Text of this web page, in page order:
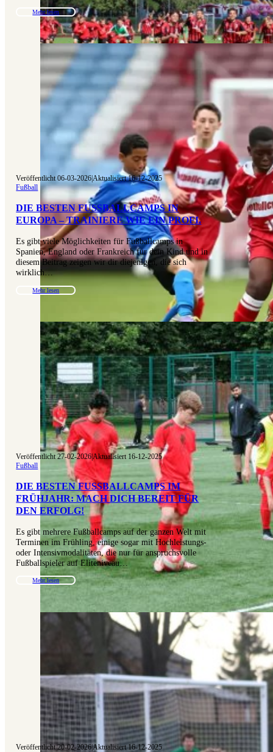
Mehr lesen
Veröffentlicht 06-03-2026|Aktualisiert 16-12-2025
Fußball
DIE BESTEN FUSSBALLCAMPS IN E
UROPA – TRAINIERE WIE EIN PROFI.
Es gibt viele Möglichkeiten für Fußballcamps in
Spanien, England oder Frankreich für dein Kind und in
diesem Beitrag zeigen wir dir diejenigen, die sich
wirklich…
Mehr lesen
Veröffentlicht 27-02-2026|Aktualisiert 16-12-2025
Fußball
DIE BESTEN FUSSBALLCAMPS IM F
RÜHJAHR: MACH DICH BEREIT FÜR D
EN ERFOLG!
Es gibt mehrere Fußballcamps auf der ganzen Welt mit
Terminen im Frühling, einige sogar mit Hochleistungs-
oder Intensivmodalitäten, die nur für anspruchsvolle
Fußballspieler auf Eliteniveau…
Mehr lesen
Veröffentlicht 20-02-2026|Aktualisiert 16-12-2025